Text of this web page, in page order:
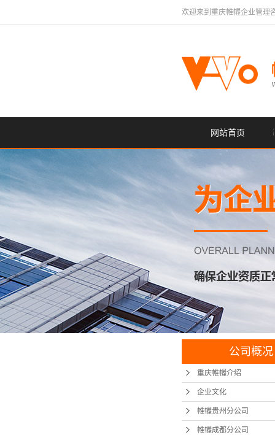
欢迎来到重庆帷幄企业管理
网站首页
公司概况
重庆帷幄介绍
企业文化
帷幄贵州分公司
帷幄成都分公司